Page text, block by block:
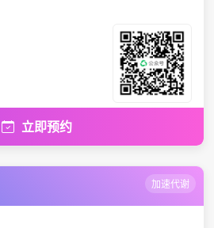
立即预约
加速代谢